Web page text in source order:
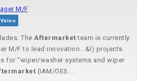
M/F
Valeo
The Aftermarket team is currently
M/F to lead innovation...&I) projects
for “wiper/washer systems and wiper
(IAM/OES...